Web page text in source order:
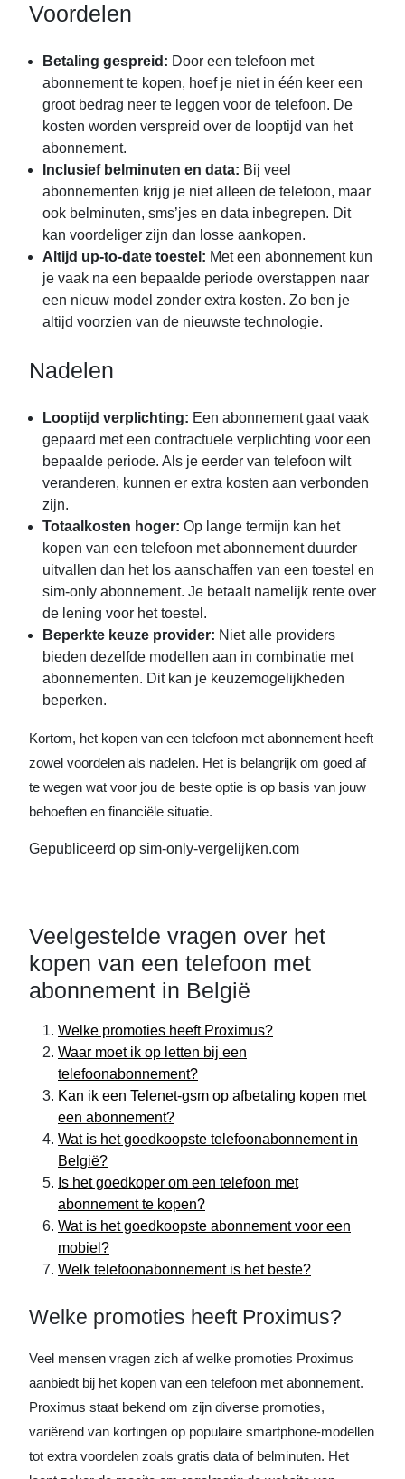
Voordelen
Betaling gespreid: Door een telefoon met
abonnement te kopen, hoef je niet in één keer een
groot bedrag neer te leggen voor de telefoon. De
kosten worden verspreid over de looptijd van het
abonnement.
Inclusief belminuten en data: Bij veel
abonnementen krijg je niet alleen de telefoon, maar
ook belminuten, sms’jes en data inbegrepen. Dit
kan voordeliger zijn dan losse aankopen.
Altijd up-to-date toestel: Met een abonnement kun
je vaak na een bepaalde periode overstappen naar
een nieuw model zonder extra kosten. Zo ben je
altijd voorzien van de nieuwste technologie.
Nadelen
Looptijd verplichting: Een abonnement gaat vaak
gepaard met een contractuele verplichting voor een
bepaalde periode. Als je eerder van telefoon wilt
veranderen, kunnen er extra kosten aan verbonden
zijn.
Totaalkosten hoger: Op lange termijn kan het
kopen van een telefoon met abonnement duurder
uitvallen dan het los aanschaffen van een toestel en
sim-only abonnement. Je betaalt namelijk rente over
de lening voor het toestel.
Beperkte keuze provider: Niet alle providers
bieden dezelfde modellen aan in combinatie met
abonnementen. Dit kan je keuzemogelijkheden
beperken.
Kortom, het kopen van een telefoon met abonnement heeft
zowel voordelen als nadelen. Het is belangrijk om goed af
te wegen wat voor jou de beste optie is op basis van jouw
behoeften en financiële situatie.
Gepubliceerd op sim-only-vergelijken.com
Veelgestelde vragen over het
kopen van een telefoon met
abonnement in België
Welke promoties heeft Proximus?
Waar moet ik op letten bij een
telefoonabonnement?
Kan ik een Telenet-gsm op afbetaling kopen met
een abonnement?
Wat is het goedkoopste telefoonabonnement in
België?
Is het goedkoper om een telefoon met
abonnement te kopen?
Wat is het goedkoopste abonnement voor een
mobiel?
Welk telefoonabonnement is het beste?
Welke promoties heeft Proximus?
Veel mensen vragen zich af welke promoties Proximus
aanbiedt bij het kopen van een telefoon met abonnement.
Proximus staat bekend om zijn diverse promoties,
variërend van kortingen op populaire smartphone-modellen
tot extra voordelen zoals gratis data of belminuten. Het